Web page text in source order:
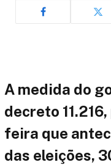
A medida do
decreto
feira que
das eleições,